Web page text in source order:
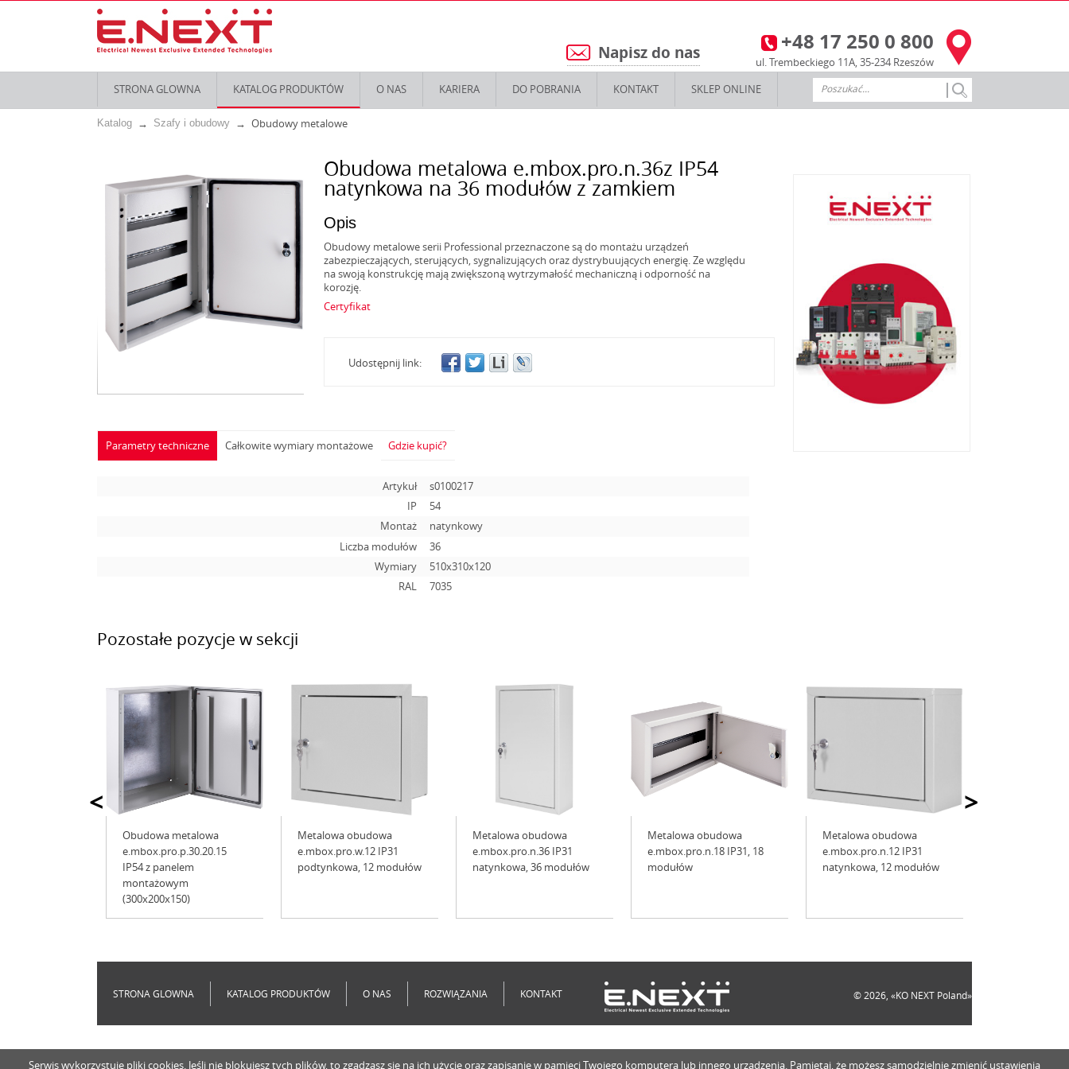
Serwis wykorzystuje pliki cookies. Jeśli nie blokujesz tych plików, to zgadzasz się na ich użycie oraz zapisanie w pamięci Twojego komputera lub innego urządzenia. Pamiętaj, że możesz samodzielnie zmienić ustawienia
3 +48 17 250 0 800
ul. Trembeckiego 11A, 35-234 Rzeszów
5 Napisz do nas
STRONA GLOWNA KATALOG PRODUKTÓW O NAS KARIERA DO POBRANIA KONTAKT SKLEP ONLINE
Katalog Szafy i obudowy Obudowy metalowe
Obudowa metalowa e.mbox.pro.n.36z IP54
natynkowa na 36 modułów z zamkiem
Opis
Obudowy metalowe serii Professional przeznaczone są do montażu urządzeń
zabezpieczających, sterujących, sygnalizujących oraz dystrybuujących energię. Ze względu
na swoją konstrukcję mają zwiększoną wytrzymałość mechaniczną i odporność na
korozję.
Certyfikat
Udostępnij link:
Parametry techniczne
Artykuł
s0100217
IP
54
Montaż
natynkowy
Liczba modułów
36
Wymiary
510х310х120
RAL
7035
Całkowite wymiary montażowe Gdzie kupić?
Pozostałe pozycje w sekcji
>
Obudowa metalowa
e.mbox.pro.p.30.20.15
IP54 z panelem
montażowym
(300x200x150)
Metalowa obudowa
e.mbox.pro.w.12 IP31
podtynkowa, 12 modułów
Metalowa obudowa
e.mbox.pro.n.36 IP31
natynkowa, 36 modułów
Metalowa obudowa
e.mbox.pro.n.18 IP31, 18
modułów
Metalowa obudowa
e.mbox.pro.n.12 IP31
natynkowa, 12 modułów
<
STRONA GLOWNA KATALOG PRODUKTÓW O NAS ROZWIĄZANIA KONTAKT © 2026, «KO NEXT Poland»